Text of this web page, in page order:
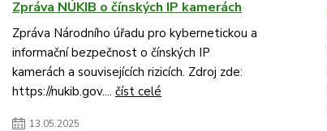
Zpráva NÚKIB o čínských IP kamerách
Zpráva Národního úřadu pro kybernetickou a
informační bezpečnost o čínských IP
kamerách a souvisejících rizicích. Zdroj zde:
https://nukib.gov.... číst celé
13.05.2025